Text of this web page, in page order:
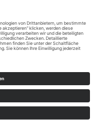
uns auf Instagram